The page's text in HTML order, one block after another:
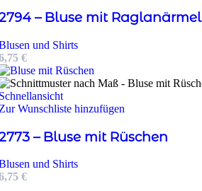
– Bluse mit Raglanärmel
und Shirts
€
Wunschliste hinzufügen
– Bluse mit Rüschen
und Shirts
€